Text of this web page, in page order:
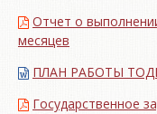
Отчет о
месяцев
ПЛАН РАБОТЫ
Государственное